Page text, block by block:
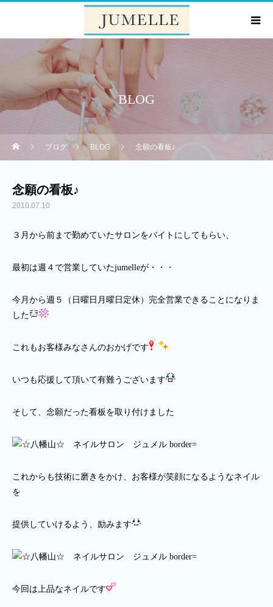
BLOG
ブログ BLOG 念願の看板♪
念願の看板♪
2010.07.10
３月から前まで勤めていたサロンをバイトにしてもらい、
最初は週４で営業していたjumelleが・・・
今月から週５（日曜日月曜日定休）完全営業できることになりま
した
これもお客様みなさんのおかげです
いつも応援して頂いて有難うございます
そして、念願だった看板を取り付けました
これからも技術に磨きをかけ、お客様が笑顔になるようなネイル
を
提供していけるよう、励みます
今回は上品なネイルです